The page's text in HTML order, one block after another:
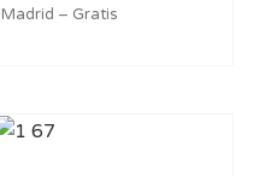
Madrid – Gratis